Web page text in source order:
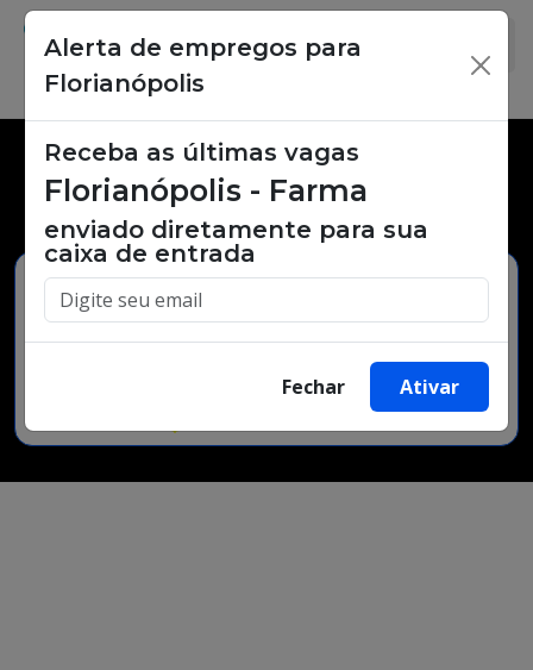
Vagas de emprego,
oportunidades de trabalho.
Buscar Vagas
Alerta de empregos para
Florianópolis
×
Receba as últimas vagas
Florianópolis - Farma
enviado diretamente para sua
caixa de entrada
Fechar Ativar